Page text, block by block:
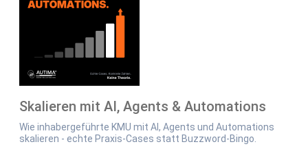
Skalieren mit AI, Agents & Automations
Wie inhabergeführte KMU mit AI, Agents und Automations
skalieren - echte Praxis-Cases statt Buzzword-Bingo.